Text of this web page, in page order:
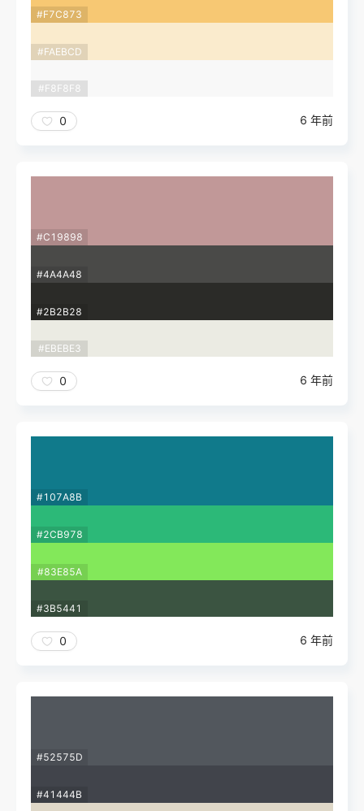
#F7C873
#FAEBCD
#F8F8F8
0 6 年前
#C19898
#4A4A48
#2B2B28
#EBEBE3
0 6 年前
#107A8B
#2CB978
#83E85A
#3B5441
0 6 年前
#52575D
#41444B